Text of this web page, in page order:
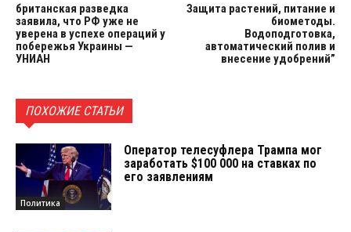
британская разведка
заявила, что РФ уже не
уверена в успехе операций у
побережья Украины —
УНИАН
Защита растений, питание и
биометоды.
Водоподготовка,
автоматический полив и
внесение удобрений”
ПОХОЖИЕ СТАТЬИ
Политика
Оператор телесуфлера Трампа мог
заработать $100 000 на ставках по
его заявлениям